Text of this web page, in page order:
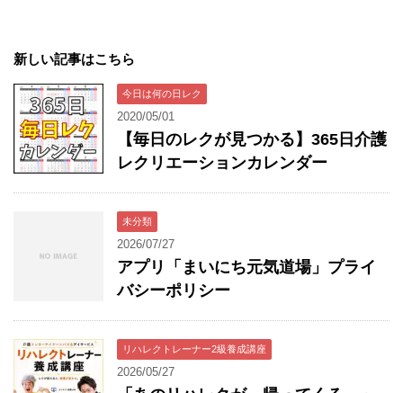
新しい記事はこちら
今日は何の日レク
2020/05/01
【毎日のレクが見つかる】365日介護
レクリエーションカレンダー
未分類
2026/07/27
アプリ「まいにち元気道場」プライ
バシーポリシー
リハレクトレーナー2級養成講座
2026/05/27